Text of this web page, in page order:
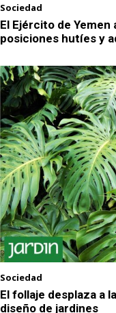
Sociedad
El Ejército de
posiciones hutíes y
Sociedad
El follaje desplaza a
diseño de jardines